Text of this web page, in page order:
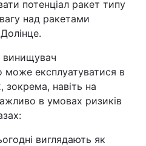
потенціал ракет типу
над ракетами
винищувач
експлуатуватися в
навіть на
в умовах ризиків
виглядають як